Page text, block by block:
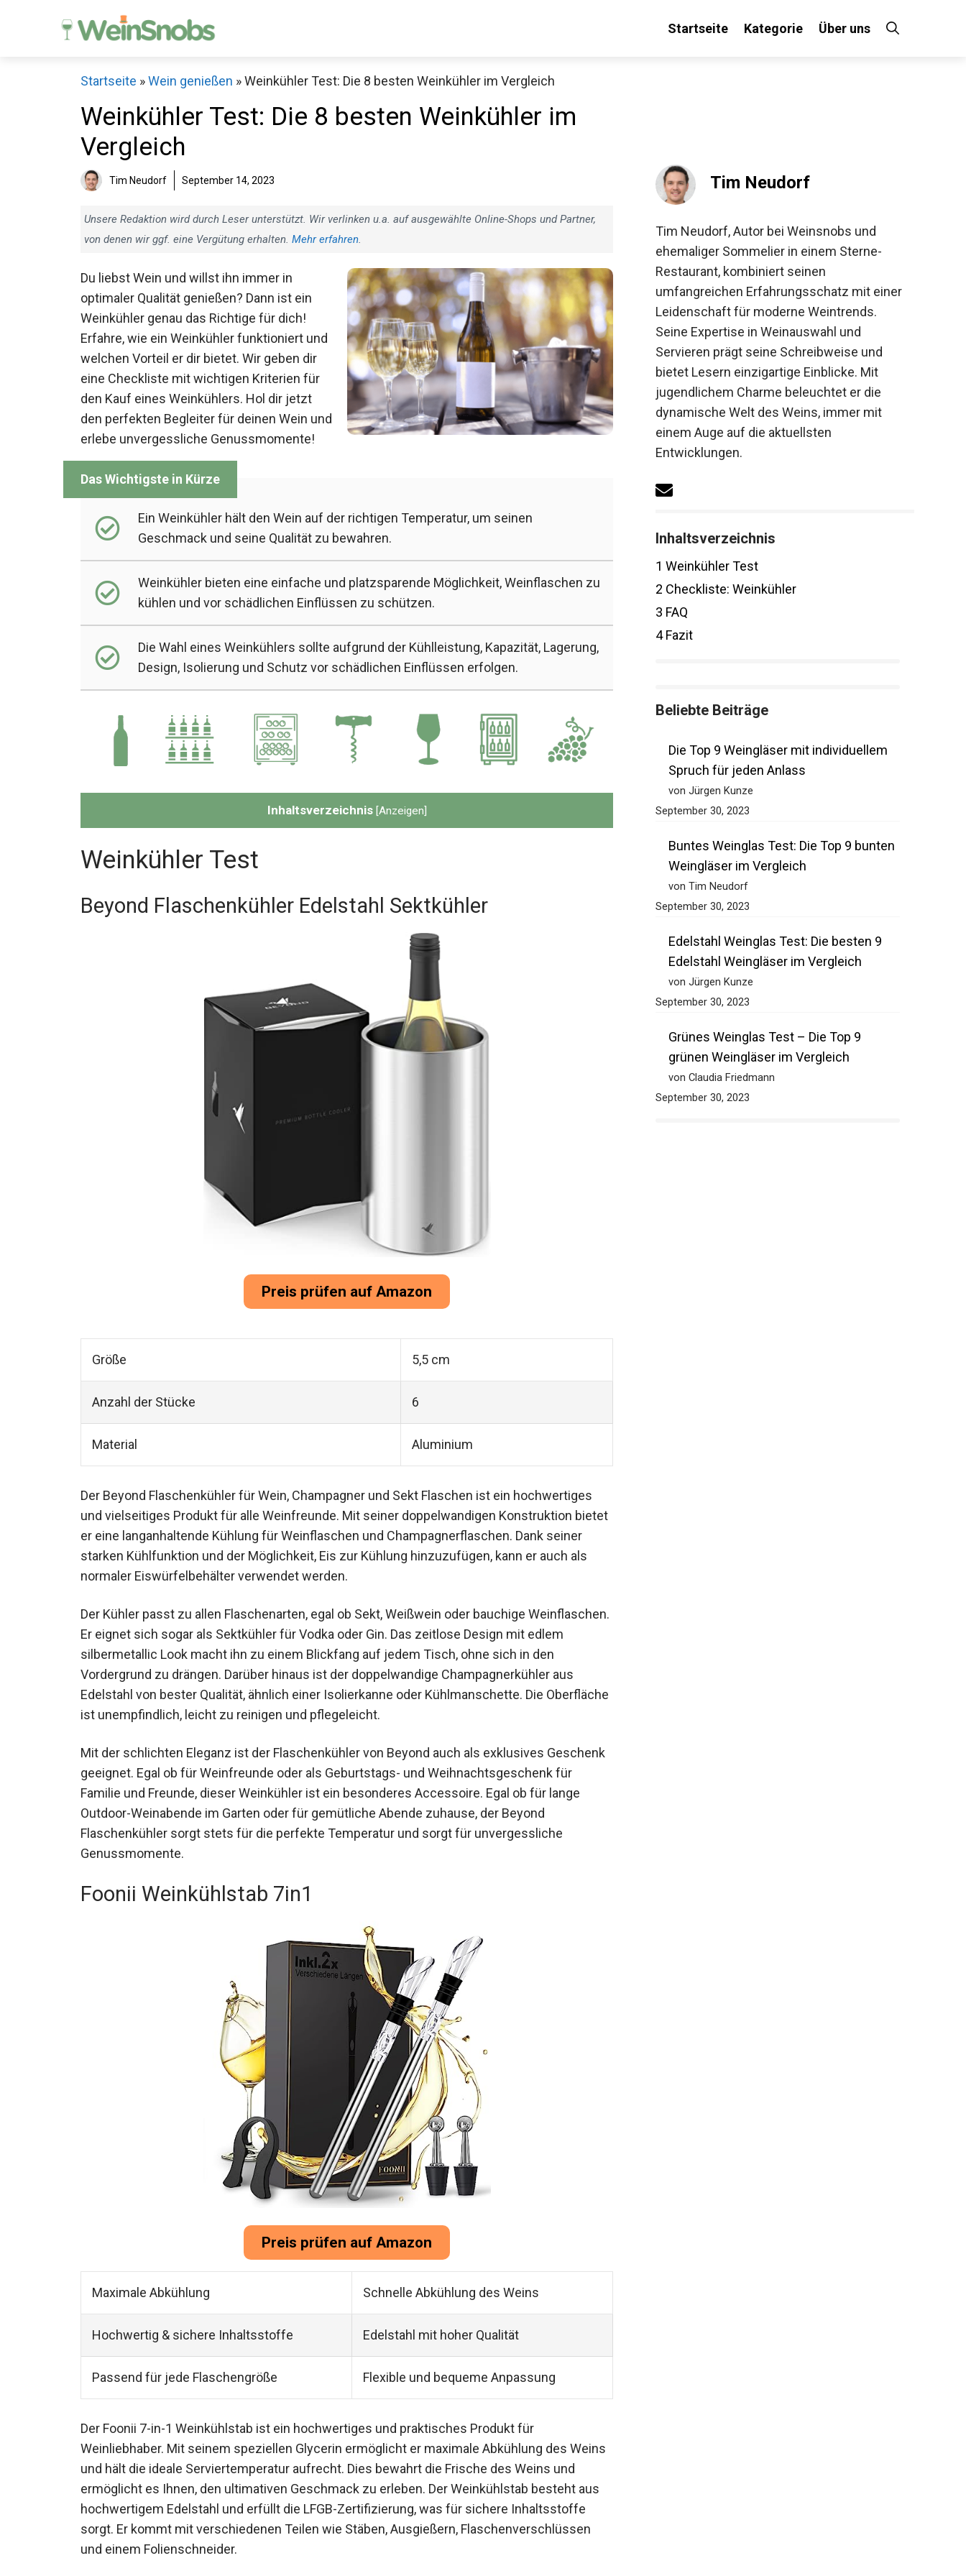
Startseite Kategorie Über uns
Startseite »Wein genießen »Weinkühler Test: Die 8 besten Weinkühler im Vergleich
Weinkühler Test: Die 8 besten Weinkühler im
Vergleich
Tim Neudorf September 14, 2023
Unsere Redaktion wird durch Leser unterstützt. Wir verlinken u.a. auf ausgewählte Online-Shops und Partner,
von denen wir ggf. eine Vergütung erhalten. Mehr erfahren.
Du liebst Wein und willst ihn immer in
optimaler Qualität genießen? Dann ist ein
Weinkühler genau das Richtige für dich!
Erfahre, wie ein Weinkühler funktioniert und
welchen Vorteil er dir bietet. Wir geben dir
eine Checkliste mit wichtigen Kriterien für
den Kauf eines Weinkühlers. Hol dir jetzt
den perfekten Begleiter für deinen Wein und
erlebe unvergessliche Genussmomente!
Ein Weinkühler hält den Wein auf der richtigen Temperatur, um seinen
Geschmack und seine Qualität zu bewahren.
Weinkühler bieten eine einfache und platzsparende Möglichkeit, Weinflaschen zu
kühlen und vor schädlichen Einflüssen zu schützen.
Die Wahl eines Weinkühlers sollte aufgrund der Kühlleistung, Kapazität, Lagerung,
Design, Isolierung und Schutz vor schädlichen Einflüssen erfolgen.
Inhaltsverzeichnis [Anzeigen]
Weinkühler Test
Beyond Flaschenkühler Edelstahl Sektkühler
Preis prüfen auf Amazon
Größe 5,5 cm
Anzahl der Stücke 6
Material Aluminium
Der Beyond Flaschenkühler für Wein, Champagner und Sekt Flaschen ist ein hochwertiges
und vielseitiges Produkt für alle Weinfreunde. Mit seiner doppelwandigen Konstruktion bietet
er eine langanhaltende Kühlung für Weinflaschen und Champagnerflaschen. Dank seiner
starken Kühlfunktion und der Möglichkeit, Eis zur Kühlung hinzuzufügen, kann er auch als
normaler Eiswürfelbehälter verwendet werden.
Der Kühler passt zu allen Flaschenarten, egal ob Sekt, Weißwein oder bauchige Weinflaschen.
Er eignet sich sogar als Sektkühler für Vodka oder Gin. Das zeitlose Design mit edlem
silbermetallic Look macht ihn zu einem Blickfang auf jedem Tisch, ohne sich in den
Vordergrund zu drängen. Darüber hinaus ist der doppelwandige Champagnerkühler aus
Edelstahl von bester Qualität, ähnlich einer Isolierkanne oder Kühlmanschette. Die Oberfläche
ist unempfindlich, leicht zu reinigen und pflegeleicht.
Mit der schlichten Eleganz ist der Flaschenkühler von Beyond auch als exklusives Geschenk
geeignet. Egal ob für Weinfreunde oder als Geburtstags- und Weihnachtsgeschenk für
Familie und Freunde, dieser Weinkühler ist ein besonderes Accessoire. Egal ob für lange
Outdoor-Weinabende im Garten oder für gemütliche Abende zuhause, der Beyond
Flaschenkühler sorgt stets für die perfekte Temperatur und sorgt für unvergessliche
Genussmomente.
Foonii Weinkühlstab 7in1
Preis prüfen auf Amazon
Maximale Abkühlung Schnelle Abkühlung des Weins
Hochwertig & sichere Inhaltsstoffe Edelstahl mit hoher Qualität
Passend für jede Flaschengröße Flexible und bequeme Anpassung
Der Foonii 7-in-1 Weinkühlstab ist ein hochwertiges und praktisches Produkt für
Weinliebhaber. Mit seinem speziellen Glycerin ermöglicht er maximale Abkühlung des Weins
und hält die ideale Serviertemperatur aufrecht. Dies bewahrt die Frische des Weins und
ermöglicht es Ihnen, den ultimativen Geschmack zu erleben. Der Weinkühlstab besteht aus
hochwertigem Edelstahl und erfüllt die LFGB-Zertifizierung, was für sichere Inhaltsstoffe
sorgt. Er kommt mit verschiedenen Teilen wie Stäben, Ausgießern, Flaschenverschlüssen
und einem Folienschneider.
Tim Neudorf
Tim Neudorf, Autor bei Weinsnobs und
ehemaliger Sommelier in einem Sterne-
Restaurant, kombiniert seinen
umfangreichen Erfahrungsschatz mit einer
Leidenschaft für moderne Weintrends.
Seine Expertise in Weinauswahl und
Servieren prägt seine Schreibweise und
bietet Lesern einzigartige Einblicke. Mit
jugendlichem Charme beleuchtet er die
dynamische Welt des Weins, immer mit
einem Auge auf die aktuellsten
Entwicklungen.
Inhaltsverzeichnis
1 Weinkühler Test
2 Checkliste: Weinkühler
3 FAQ
4Fazit
Beliebte Beiträge
Die Top 9 Weingläser mit individuellem
Spruch für jeden Anlass
von Jürgen Kunze
September 30, 2023
Buntes Weinglas Test: Die Top 9 bunten
Weingläser im Vergleich
von Tim Neudorf
September 30, 2023
Edelstahl Weinglas Test: Die besten 9
Edelstahl Weingläser im Vergleich
von Jürgen Kunze
September 30, 2023
Grünes Weinglas Test – Die Top 9
grünen Weingläser im Vergleich
von Claudia Friedmann
September 30, 2023